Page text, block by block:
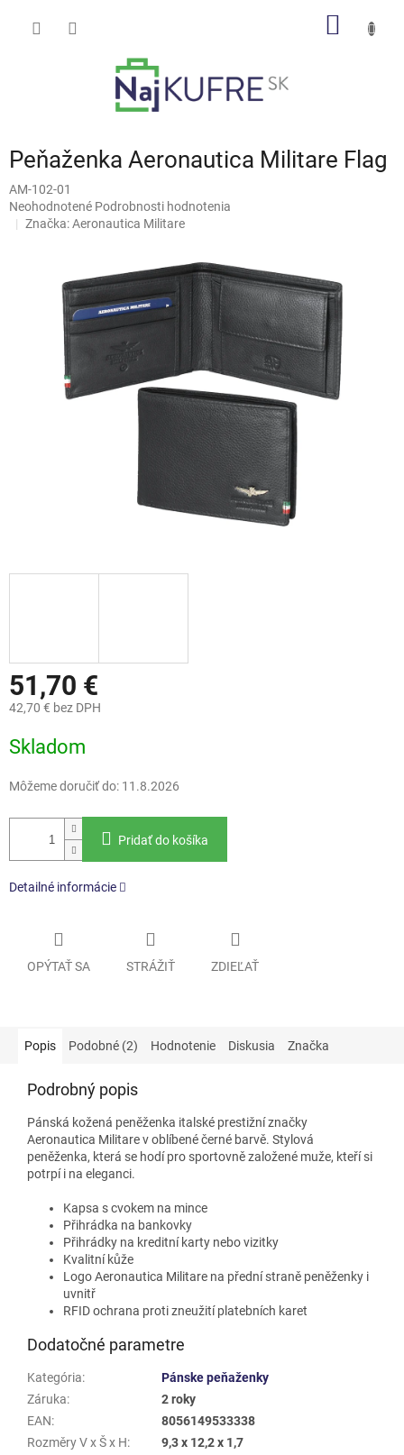
Peňaženka Aeronautica Militare Flag
AM-102-01
Priemerné
hodnotenie
hviezdičiek.
Neohodnotené Podrobnosti hodnotenia
Značka:Aeronautica Militare
51,70 €
42,70 € bez DPH
cena:
Skladom
Môžeme doručiť do: 11.8.2026
Pridať do košíka
Detailné informácie
OPÝTAŤ SA STRÁŽIŤ ZDIEĽAŤ
Popis Podobné (2) Hodnotenie Diskusia Značka
Podrobný popis
Pánská kožená peněženka italské prestižní značky
Aeronautica Militare v oblíbené černé barvě. Stylová
peněženka, která se hodí pro sportovně založené muže, kteří si
potrpí i na eleganci.
Kapsa s cvokem na mince
Přihrádka na bankovky
Přihrádky na kreditní karty nebo vizitky
Kvalitní kůže
Logo Aeronautica Militare na přední straně peněženky i
uvnitř
RFID ochrana proti zneužití platebních karet
Dodatočné parametre
Kategória:
Pánske peňaženky
Záruka:
2 roky
EAN:
8056149533338
Rozměry V x Š x H:
9,3 x 12,2 x 1,7